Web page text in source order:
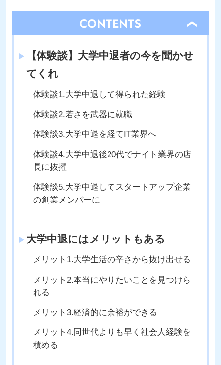
【体験談】大学中退者の今を聞かせ
てくれ
体験談1.大学中退して得られた経験
体験談2.若さを武器に就職
体験談3.大学中退を経てIT業界へ
体験談4.大学中退後20代でナイト業界の店
長に抜擢
体験談5.大学中退してスタートアップ企業
の創業メンバーに
大学中退にはメリットもある
メリット1.大学生活の辛さから抜け出せる
メリット2.本当にやりたいことを見つけら
れる
メリット3.経済的に余裕ができる
メリット4.同世代よりも早く社会人経験を
積める